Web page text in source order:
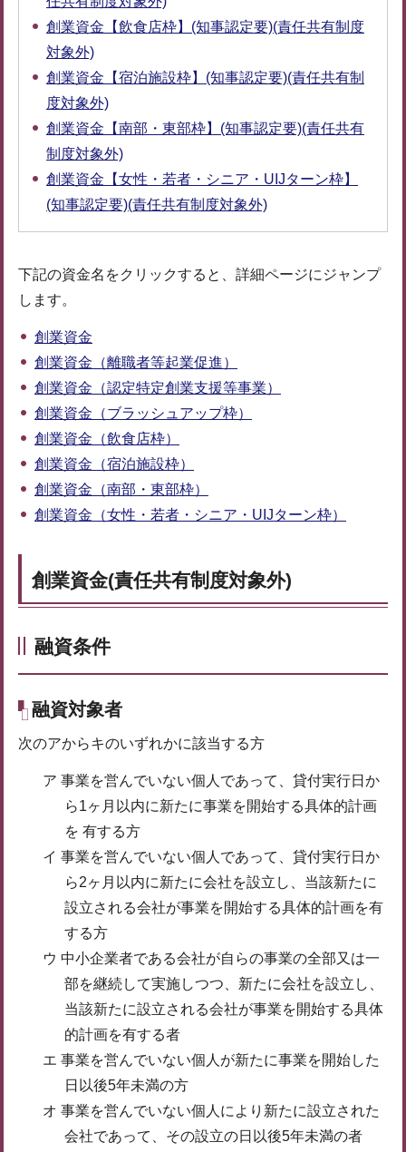
創業資金【飲食店枠】(知事認定要)(責任共有制度
対象外)
創業資金【宿泊施設枠】(知事認定要)(責任共有制
度対象外)
創業資金【南部・東部枠】(知事認定要)(責任共有
制度対象外)
創業資金【女性・若者・シニア・UIJターン枠】
(知事認定要)(責任共有制度対象外)
下記の資金名をクリックすると、詳細ページにジャンプ
します。
創業資金
創業資金（離職者等起業促進）
創業資金（認定特定創業支援等事業）
創業資金（ブラッシュアップ枠）
創業資金（飲食店枠）
創業資金（宿泊施設枠）
創業資金（南部・東部枠）
創業資金（女性・若者・シニア・UIJターン枠）
創業資金(責任共有制度対象外)
融資条件
融資対象者
次のアからキのいずれかに該当する方
ア 事業を営んでいない個人であって、貸付実行日か
ら1ヶ月以内に新たに事業を開始する具体的計画
を 有する方
イ 事業を営んでいない個人であって、貸付実行日か
ら2ヶ月以内に新たに会社を設立し、当該新たに
設立される会社が事業を開始する具体的計画を有
する方
ウ 中小企業者である会社が自らの事業の全部又は一
部を継続して実施しつつ、新たに会社を設立し、
当該新たに設立される会社が事業を開始する具体
的計画を有する者
エ 事業を営んでいない個人が新たに事業を開始した
日以後5年未満の方
オ 事業を営んでいない個人により新たに設立された
会社であって、その設立の日以後5年未満の者